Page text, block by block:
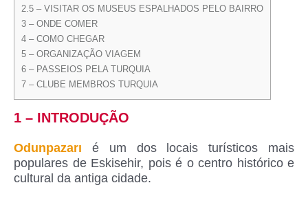
2.5 – VISITAR OS MUSEUS ESPALHADOS PELO BAIRRO
3 – ONDE COMER
4 – COMO CHEGAR
5 – ORGANIZAÇÃO VIAGEM
6 – PASSEIOS PELA TURQUIA
7 – CLUBE MEMBROS TURQUIA
1 – INTRODUÇÃO
Odunpazarı é um dos locais turísticos mais
populares de Eskisehir, pois é o centro histórico e
cultural da antiga cidade.